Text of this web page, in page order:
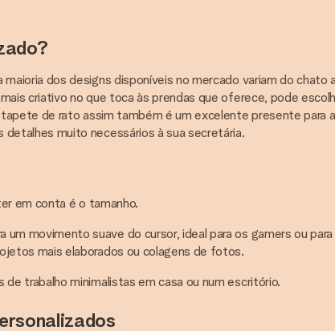
dos designs disponíveis no mercado variam do
criativo no que toca às prendas que oferece, pode
de rato assim também é um excelente presente para
detalhes muito necessários à sua secretária.
em conta é o tamanho.
um movimento suave do cursor, ideal para os gamers ou
mais elaborados ou colagens de fotos.
trabalho minimalistas em casa ou num escritório.